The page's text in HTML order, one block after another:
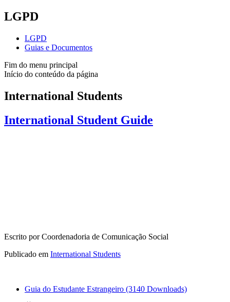
LGPD
LGPD
Guias e Documentos
Fim do menu principal
Início do conteúdo da página
International Students
International Student Guide
Escrito por Coordenadoria de Comunicação Social
Publicado em International Students
Guia do Estudante Estrangeiro (3140 Downloads)